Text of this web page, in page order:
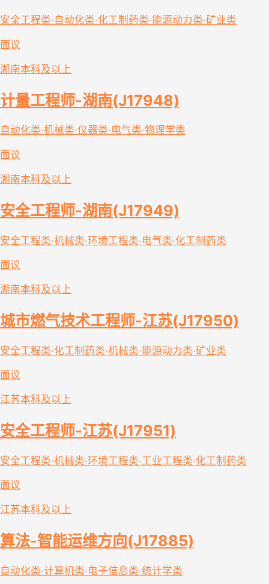
安全工程类·自动化类·化工制药类·能源动力类·矿业类
面议
湖南本科及以上
计量工程师-湖南(J17948)
自动化类·机械类·仪器类·电气类·物理学类
面议
湖南本科及以上
安全工程师-湖南(J17949)
安全工程类·机械类·环境工程类·电气类·化工制药类
面议
湖南本科及以上
城市燃气技术工程师-江苏(J17950)
安全工程类·化工制药类·机械类·能源动力类·矿业类
面议
江苏本科及以上
安全工程师-江苏(J17951)
安全工程类·机械类·环境工程类·工业工程类·化工制药类
面议
江苏本科及以上
算法-智能运维方向(J17885)
自动化类·计算机类·电子信息类·统计学类